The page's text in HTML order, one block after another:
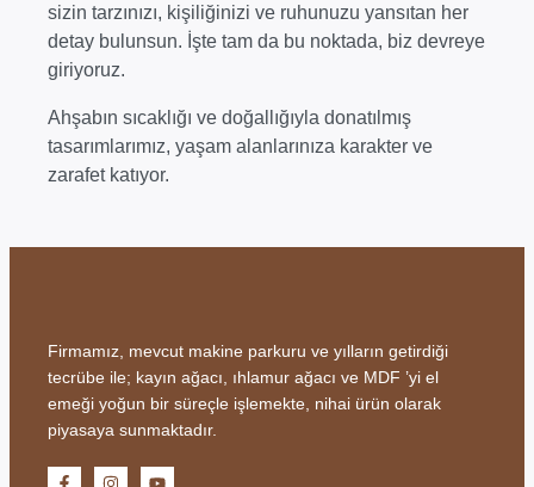
sizin tarzınızı, kişiliğinizi ve ruhunuzu yansıtan her
detay bulunsun. İşte tam da bu noktada, biz devreye
giriyoruz.
Ahşabın sıcaklığı ve doğallığıyla donatılmış
tasarımlarımız, yaşam alanlarınıza karakter ve
zarafet katıyor.
Firmamız, mevcut makine parkuru ve yılların getirdiği
tecrübe ile; kayın ağacı, ıhlamur ağacı ve MDF ’yi el
emeği yoğun bir süreçle işlemekte, nihai ürün olarak
piyasaya sunmaktadır.